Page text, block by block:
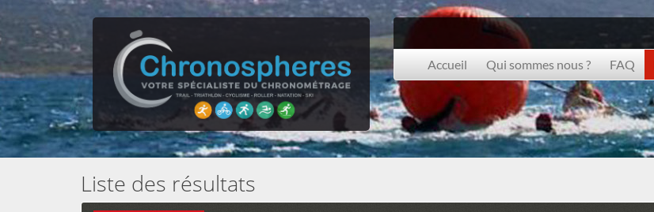
Accueil Qui sommes nous ? FAQ
Liste des résultats